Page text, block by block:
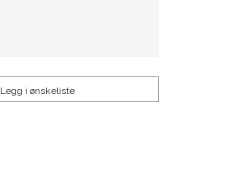
Legg i ønskeliste